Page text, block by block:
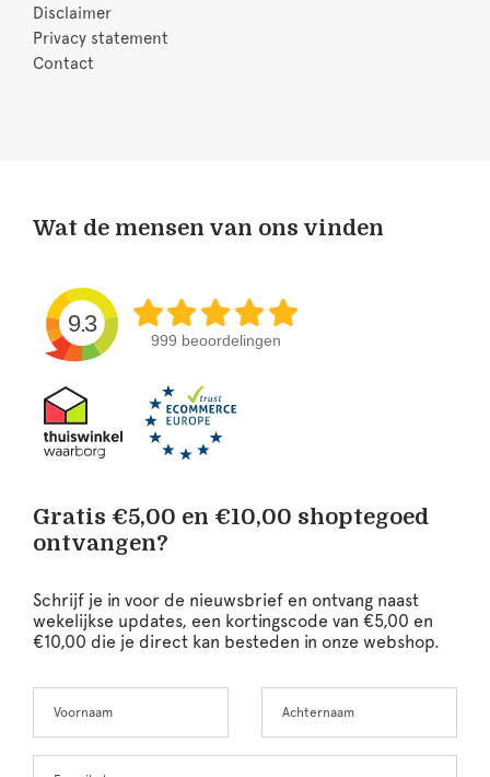
Disclaimer
Privacy statement
Contact
Wat de mensen van ons vinden
9.3
999 beoordelingen
Gratis €5,00 en €10,00 shoptegoed
ontvangen?
Schrijf je in voor de nieuwsbrief en ontvang naast
wekelijkse updates, een kortingscode van €5,00 en
€10,00 die je direct kan besteden in onze webshop.
this